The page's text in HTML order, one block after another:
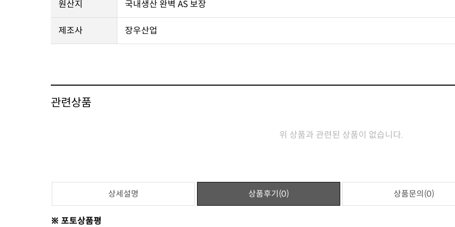
원산지 국내생산 완벽 AS 보장
제조사 장우산업
관련상품
위 상품과 관련된 상품이 없습니다.
상세설명 상품후기(0) 상품문의(0)
※ 포토상품평